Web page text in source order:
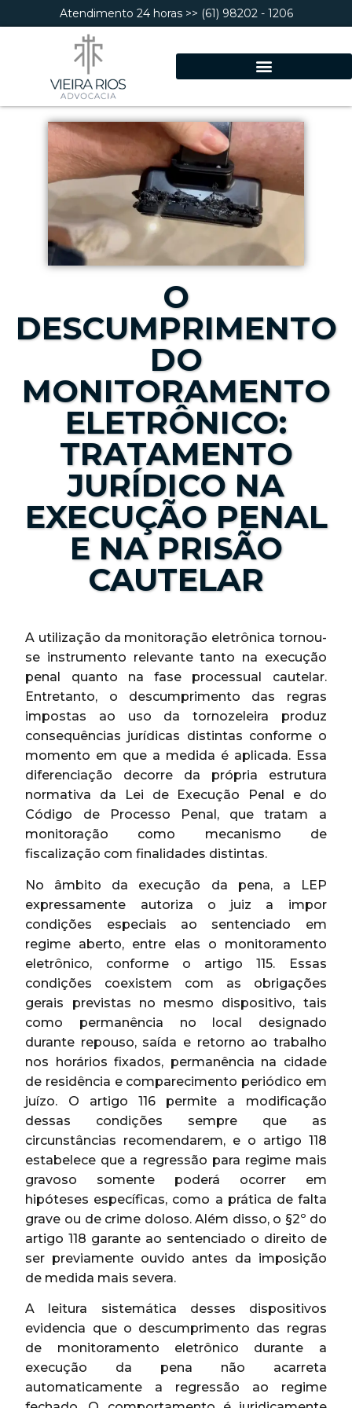
Atendimento 24 horas >> (61) 98202 - 1206
O
DESCUMPRIMENTO
DO
MONITORAMENTO
ELETRÔNICO:
TRATAMENTO
JURÍDICO NA
EXECUÇÃO PENAL
E NA PRISÃO
CAUTELAR
A utilização da monitoração eletrônica tornou-
se instrumento relevante tanto na execução
penal quanto na fase processual cautelar.
Entretanto, o descumprimento das regras
impostas ao uso da tornozeleira produz
consequências jurídicas distintas conforme o
momento em que a medida é aplicada. Essa
diferenciação decorre da própria estrutura
normativa da Lei de Execução Penal e do
Código de Processo Penal, que tratam a
monitoração como mecanismo de
fiscalização com finalidades distintas.
No âmbito da execução da pena, a LEP
expressamente autoriza o juiz a impor
condições especiais ao sentenciado em
regime aberto, entre elas o monitoramento
eletrônico, conforme o artigo 115. Essas
condições coexistem com as obrigações
gerais previstas no mesmo dispositivo, tais
como permanência no local designado
durante repouso, saída e retorno ao trabalho
nos horários fixados, permanência na cidade
de residência e comparecimento periódico em
juízo. O artigo 116 permite a modificação
dessas condições sempre que as
circunstâncias recomendarem, e o artigo 118
estabelece que a regressão para regime mais
gravoso somente poderá ocorrer em
hipóteses específicas, como a prática de falta
grave ou de crime doloso. Além disso, o §2º do
artigo 118 garante ao sentenciado o direito de
ser previamente ouvido antes da imposição
de medida mais severa.
A leitura sistemática desses dispositivos
evidencia que o descumprimento das regras
de monitoramento eletrônico durante a
execução da pena não acarreta
automaticamente a regressão ao regime